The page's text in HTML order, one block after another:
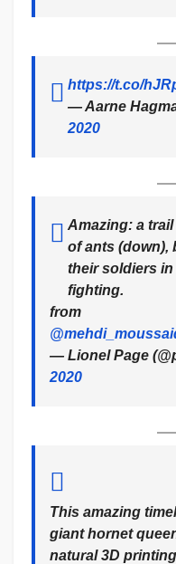
https://t.co/
— Aarne
2020
Amazing: a
of ants (down),
their soldiers
fighting.
from
— Lionel Page
2020
This amazing
giant hornet
natural 3D